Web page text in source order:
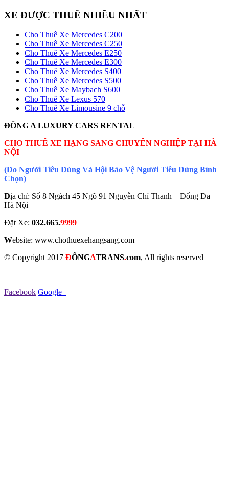
XE ĐƯỢC THUÊ NHIỀU NHẤT
Cho Thuê Xe Mercedes C200
Cho Thuê Xe Mercedes C250
Cho Thuê Xe Mercedes E250
Cho Thuê Xe Mercedes E300
Cho Thuê Xe Mercedes S400
Cho Thuê Xe Mercedes S500
Cho Thuê Xe Maybach S600
Cho Thuê Xe Lexus 570
Cho Thuê Xe Limousine 9 chỗ
ĐÔNG A LUXURY CARS RENTAL
CHO THUÊ XE HẠNG SANG CHUYÊN NGHIỆP TẠI HÀ
NỘI
(Do Người Tiêu Dùng Và Hội Bảo Vệ Người Tiêu Dùng Bình
Chọn)
Địa chỉ: Số 8 Ngách 45 Ngõ 91 Nguyễn Chí Thanh – Đống Đa –
Hà Nội
Đặt Xe: 032.665.9999
Website: www.chothuexehangsang.com
© Copyright 2017 ĐÔNGATRANS.com, All rights reserved
Facebook Google+